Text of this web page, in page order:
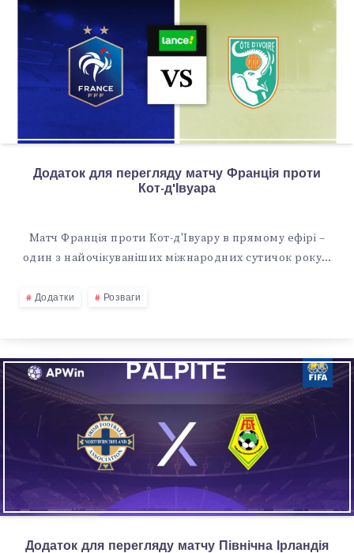
Додаток для перегляду матчу Франція проти
Кот-д'Івуара
Матч Франція проти Кот-д'Івуару в прямому ефірі –
один з найочікуваніших міжнародних сутичок року…
Додатки Розваги
Додаток для перегляду матчу Північна Ірландія